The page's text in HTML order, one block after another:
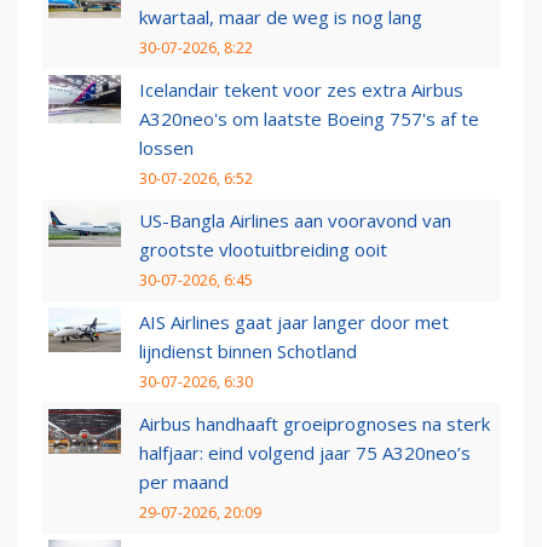
kwartaal, maar de weg is nog lang
30-07-2026, 8:22
Icelandair tekent voor zes extra Airbus
A320neo's om laatste Boeing 757's af te
lossen
30-07-2026, 6:52
US-Bangla Airlines aan vooravond van
grootste vlootuitbreiding ooit
30-07-2026, 6:45
AIS Airlines gaat jaar langer door met
lijndienst binnen Schotland
30-07-2026, 6:30
Airbus handhaaft groeiprognoses na sterk
halfjaar: eind volgend jaar 75 A320neo’s
per maand
29-07-2026, 20:09